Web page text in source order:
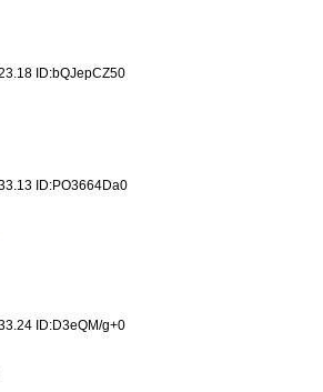
ID:bQJepCZ50
ID:PO3664Da0
ID:D3eQM/g+0